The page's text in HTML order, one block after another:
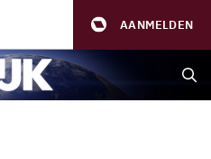
AANMELDEN